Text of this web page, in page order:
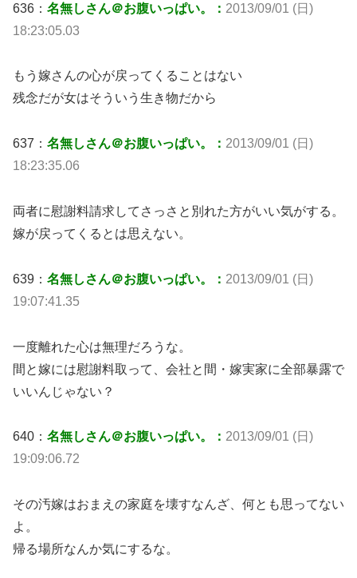
636： 名無しさん＠お腹いっぱい。： 2013/09/01 (日)
18:23:05.03
もう嫁さんの心が戻ってくることはない
残念だが女はそういう生き物だから
637： 名無しさん＠お腹いっぱい。： 2013/09/01 (日)
18:23:35.06
両者に慰謝料請求してさっさと別れた方がいい気がする。
嫁が戻ってくるとは思えない。
639： 名無しさん＠お腹いっぱい。： 2013/09/01 (日)
19:07:41.35
一度離れた心は無理だろうな。
間と嫁には慰謝料取って、会社と間・嫁実家に全部暴露で
いいんじゃない？
640： 名無しさん＠お腹いっぱい。： 2013/09/01 (日)
19:09:06.72
その汚嫁はおまえの家庭を壊すなんざ、何とも思ってない
よ。
帰る場所なんか気にするな。